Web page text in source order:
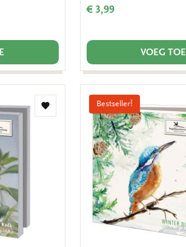
€ 3,99
VOEG TOE
Toevoegen
Bestseller!